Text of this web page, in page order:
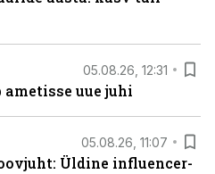
05.08.26, 12:31
uue juhi
05.08.26, 11:07
Üldine influencer-